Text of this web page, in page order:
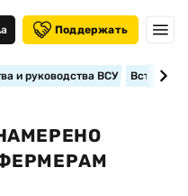
Поддержать
и руководства ВСУ